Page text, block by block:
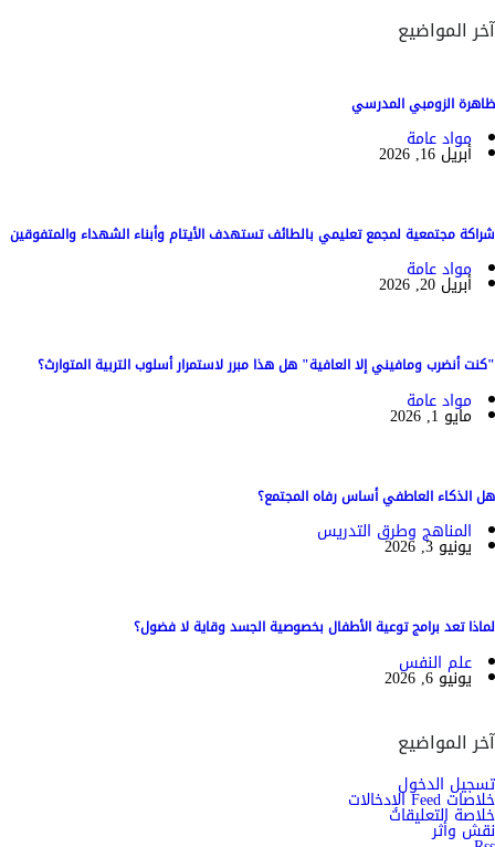
آخر المواضيع
ظاهرة الزومبي المدرسي
مواد عامة
أبريل 16, 2026
شراكة مجتمعية لمجمع تعليمي بالطائف تستهدف الأيتام وأبناء الشهداء والمتفوقين
مواد عامة
أبريل 20, 2026
"كنت أنضرب ومافيني إلا العافية" هل هذا مبرر لاستمرار أسلوب التربية المتوارث؟
مواد عامة
مايو 1, 2026
هل الذكاء العاطفي أساس رفاه المجتمع؟
المناهج وطرق التدريس
يونيو 3, 2026
لماذا تعد برامج توعية الأطفال بخصوصية الجسد وقاية لا فضول؟
علم النفس
يونيو 6, 2026
آخر المواضيع
تسجيل الدخول
خلاصات Feed الإدخالات
خلاصة التعليقات
نقش وأثر